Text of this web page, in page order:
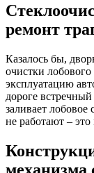
ремонт
Казалось бы,
очистки
эксплуатацию
дороге
заливает лобовое
не работают –
механизма